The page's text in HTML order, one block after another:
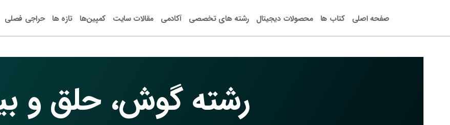
صفحه اصلی کتاب ها محصولات دیجیتال رشته های تخصصی آکادمی مقالات سایت کمپین‌ها تازه ها حراجی فصلی
رشته گوش، حلق و